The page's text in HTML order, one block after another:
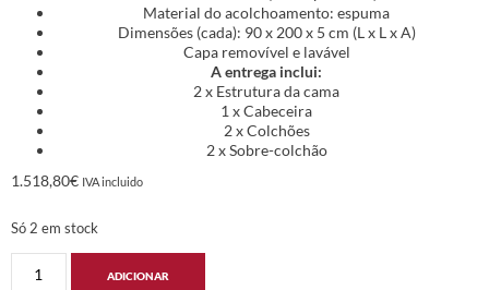
Material do acolchoamento: espuma
Dimensões (cada): 90 x 200 x 5 cm (L x L x A)
Capa removível e lavável
A entrega inclui:
2 x Estrutura da cama
1 x Cabeceira
2 x Colchões
2 x Sobre-colchão
1.518,80€ IVA incluido
Só 2 em stock
ADICIONAR